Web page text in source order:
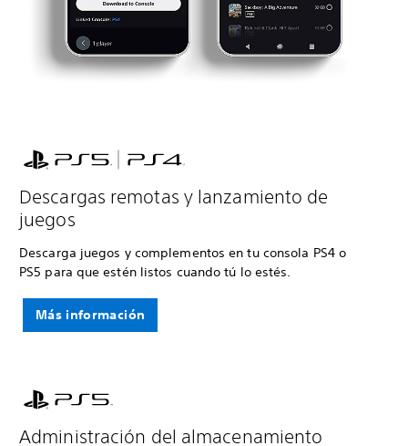
Descargas remotas y lanzamiento de
juegos
Descarga juegos y complementos en tu consola PS4 o
PS5 para que estén listos cuando tú lo estés.
Más información
Administración del almacenamiento